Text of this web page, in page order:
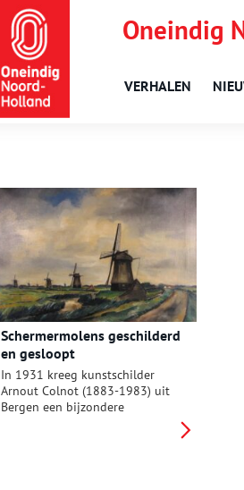
Oneindig
VERHALEN
Schermermolens geschilderd
en gesloopt
In 1931 kreeg kunstschilder
Arnout Colnot (1883-1983) uit
Bergen een bijzondere